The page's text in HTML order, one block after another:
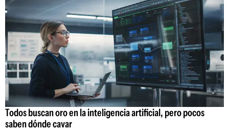
Todos buscan oro en la inteligencia artificial, pero pocos
saben dónde cavar